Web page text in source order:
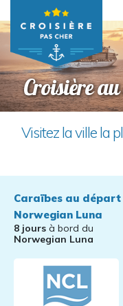
Croisière
Visitez la ville la
Caraïbes au départ
Norwegian Luna
8 jours à bord du
Norwegian Luna